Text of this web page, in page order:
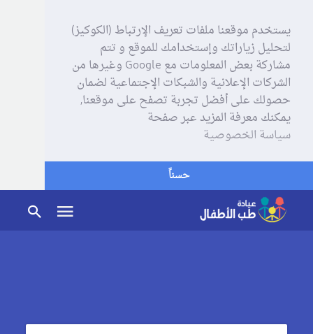
يستخدم موقعنا ملفات تعريف الإرتباط (الكوكيز)
لتحليل زياراتك وإستخدامك للموقع و تتم
مشاركة بعض المعلومات مع Google وغيرها من
الشركات الإعلانية والشبكات الإجتماعية لضمان
حصولك على أفضل تجربة تصفح على موقعنا,
يمكنك معرفة المزيد عبر صفحة
سياسة الخصوصية
حسناً